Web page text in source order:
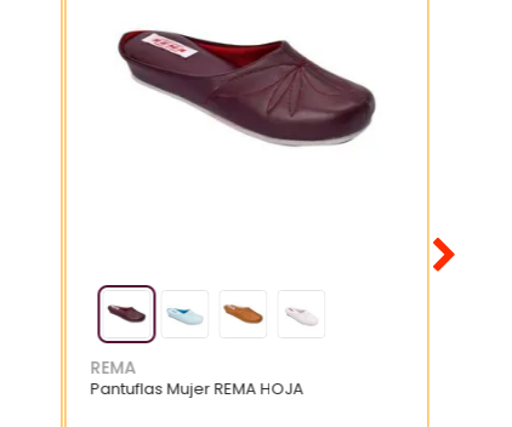
REMA
Pantuflas Mujer REMA HOJA